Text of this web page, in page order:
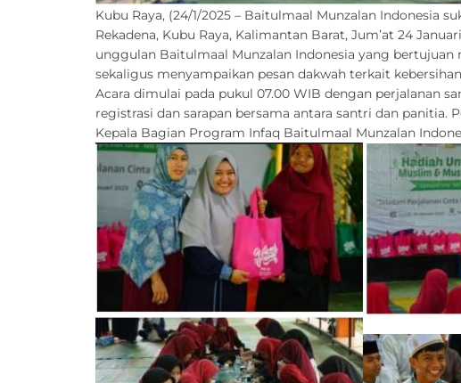
Kubu Raya, (24/1/2025 – Baitulmaal Munzalan Indonesia
Rekadena, Kubu Raya, Kalimantan Barat, Jum’at 24
unggulan Baitulmaal Munzalan Indonesia yang
sekaligus menyampaikan pesan dakwah terkait
Acara dimulai pada pukul 07.00 WIB dengan perjalanan
registrasi dan sarapan bersama antara santri dan panitia.
Kepala Bagian Program Infaq Baitulmaal Munzalan